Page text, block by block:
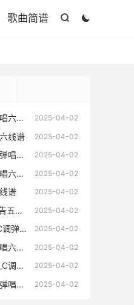


歌曲简谱
2025-04-02
谱
2025-04-02
线谱
2025-04-02
线谱
2025-04-02
谱
2025-04-02
谱
2025-04-02
线谱
2025-04-02
线谱
2025-04-02
谱
2025-04-02
线谱
2025-04-02
谱